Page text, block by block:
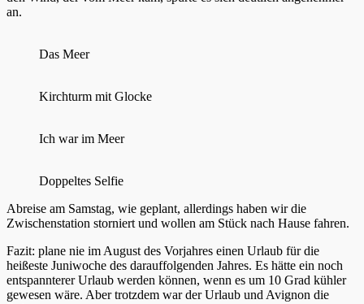
an.
Das Meer
Kirchturm mit Glocke
Ich war im Meer
Doppeltes Selfie
Abreise am Samstag, wie geplant, allerdings haben wir die
Zwischenstation storniert und wollen am Stück nach Hause fahren.
Fazit: plane nie im August des Vorjahres einen Urlaub für die
heißeste Juniwoche des darauffolgenden Jahres. Es hätte ein noch
entspannterer Urlaub werden können, wenn es um 10 Grad kühler
gewesen wäre. Aber trotzdem war der Urlaub und Avignon die